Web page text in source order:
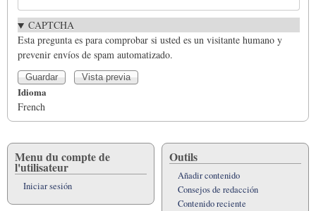
CAPTCHA
Esta pregunta es para comprobar si usted es un visitante humano y
prevenir envíos de spam automatizado.
Idioma
French
Menu du compte de
l'utilisateur
Iniciar sesión
Outils
Añadir contenido
Consejos de redacción
Contenido reciente